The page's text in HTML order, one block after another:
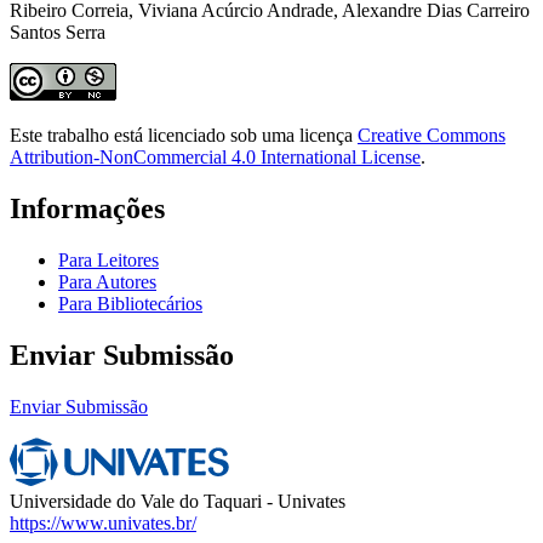
Ribeiro Correia, Viviana Acúrcio Andrade, Alexandre Dias Carreiro
Santos Serra
Este trabalho está licenciado sob uma licença Creative Commons
Attribution-NonCommercial 4.0 International License.
Informações
Para Leitores
Para Autores
Para Bibliotecários
Enviar Submissão
Enviar Submissão
Universidade do Vale do Taquari - Univates
https://www.univates.br/